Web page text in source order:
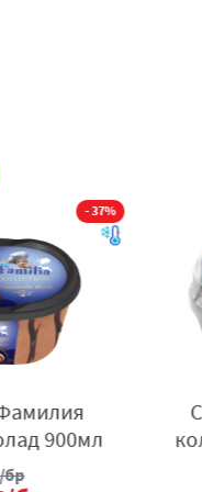
Чипс прингълс
125гр